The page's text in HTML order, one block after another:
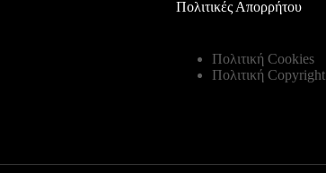
Πολιτικές Απορρήτου
Πολιτική Cookies
Πολιτική Copyright